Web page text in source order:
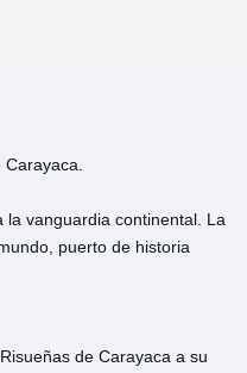
vanguardia continental. La
puerto de historia
de Carayaca a su